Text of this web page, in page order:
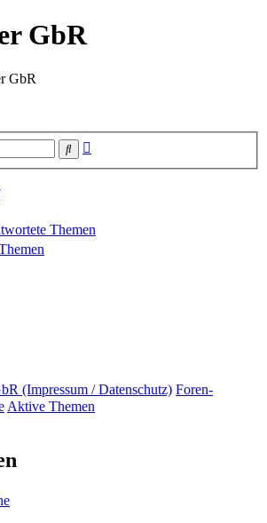
GbR
GbR
Suche
Themen
(Impressum / Datenschutz) Foren-
Aktive Themen